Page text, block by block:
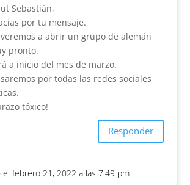
Sebastián,
por tu mensaje.
a abrir un grupo de alemán
pronto.
a inicio del mes de marzo.
por todas las redes sociales
tóxico!
Responder
el febrero 21, 2022 a las 7:49 pm